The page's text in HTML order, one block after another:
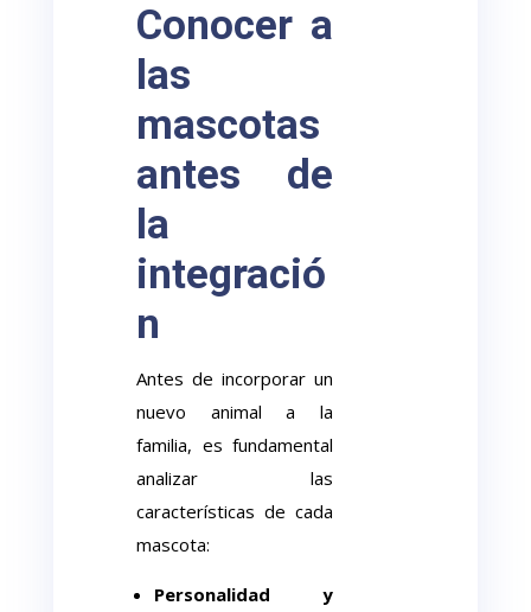
Conocer a
las
mascotas
antes de
la
integració
n
Antes de incorporar un
nuevo animal a la
familia, es fundamental
analizar las
características de cada
mascota:
Personalidad y